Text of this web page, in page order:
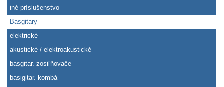
iné príslušenstvo
Basgitary
elektrické
akustické / elektroakustické
basgitar. zosiľňovače
basigitar. kombá